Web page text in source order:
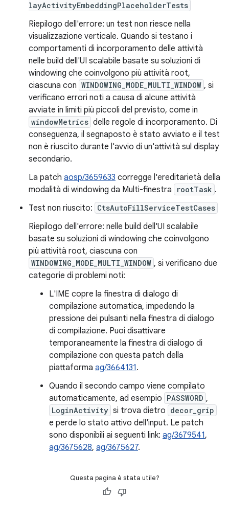
layActivityEmbeddingPlaceholderTests
Riepilogo dell'errore: un test non riesce nella
visualizzazione verticale. Quando si testano i
comportamenti di incorporamento delle attività
nelle build dell'UI scalabile basate su soluzioni di
windowing che coinvolgono più attività root,
ciascuna con WINDOWING_MODE_MULTI_WINDOW , si
verificano errori noti a causa di alcune attività
avviate in limiti più piccoli del previsto, come in
windowMetrics delle regole di incorporamento. Di
conseguenza, il segnaposto è stato avviato e il test
non è riuscito durante l'avvio di un'attività sul display
secondario.
La patch aosp/3659633 corregge l'ereditarietà della
modalità di windowing da Multi-finestra
rootTask .
Test non riuscito: CtsAutoFillServiceTestCases
Riepilogo dell'errore: nelle build dell'UI scalabile
basate su soluzioni di windowing che coinvolgono
più attività root, ciascuna con
WINDOWING_MODE_MULTI_WINDOW , si verificano due
categorie di problemi noti:
L'IME copre la finestra di dialogo di
compilazione automatica, impedendo la
pressione dei pulsanti nella finestra di dialogo
di compilazione. Puoi disattivare
temporaneamente la finestra di dialogo di
compilazione con questa patch della
piattaforma ag/3664131.
Quando il secondo campo viene compilato
automaticamente, ad esempio PASSWORD ,
LoginActivity si trova dietro decor_grip
e perde lo stato attivo dell'input. Le patch
sono disponibili ai seguenti link: ag/3679541,
ag/3675628, ag/3675627.
Questa pagina è stata utile?